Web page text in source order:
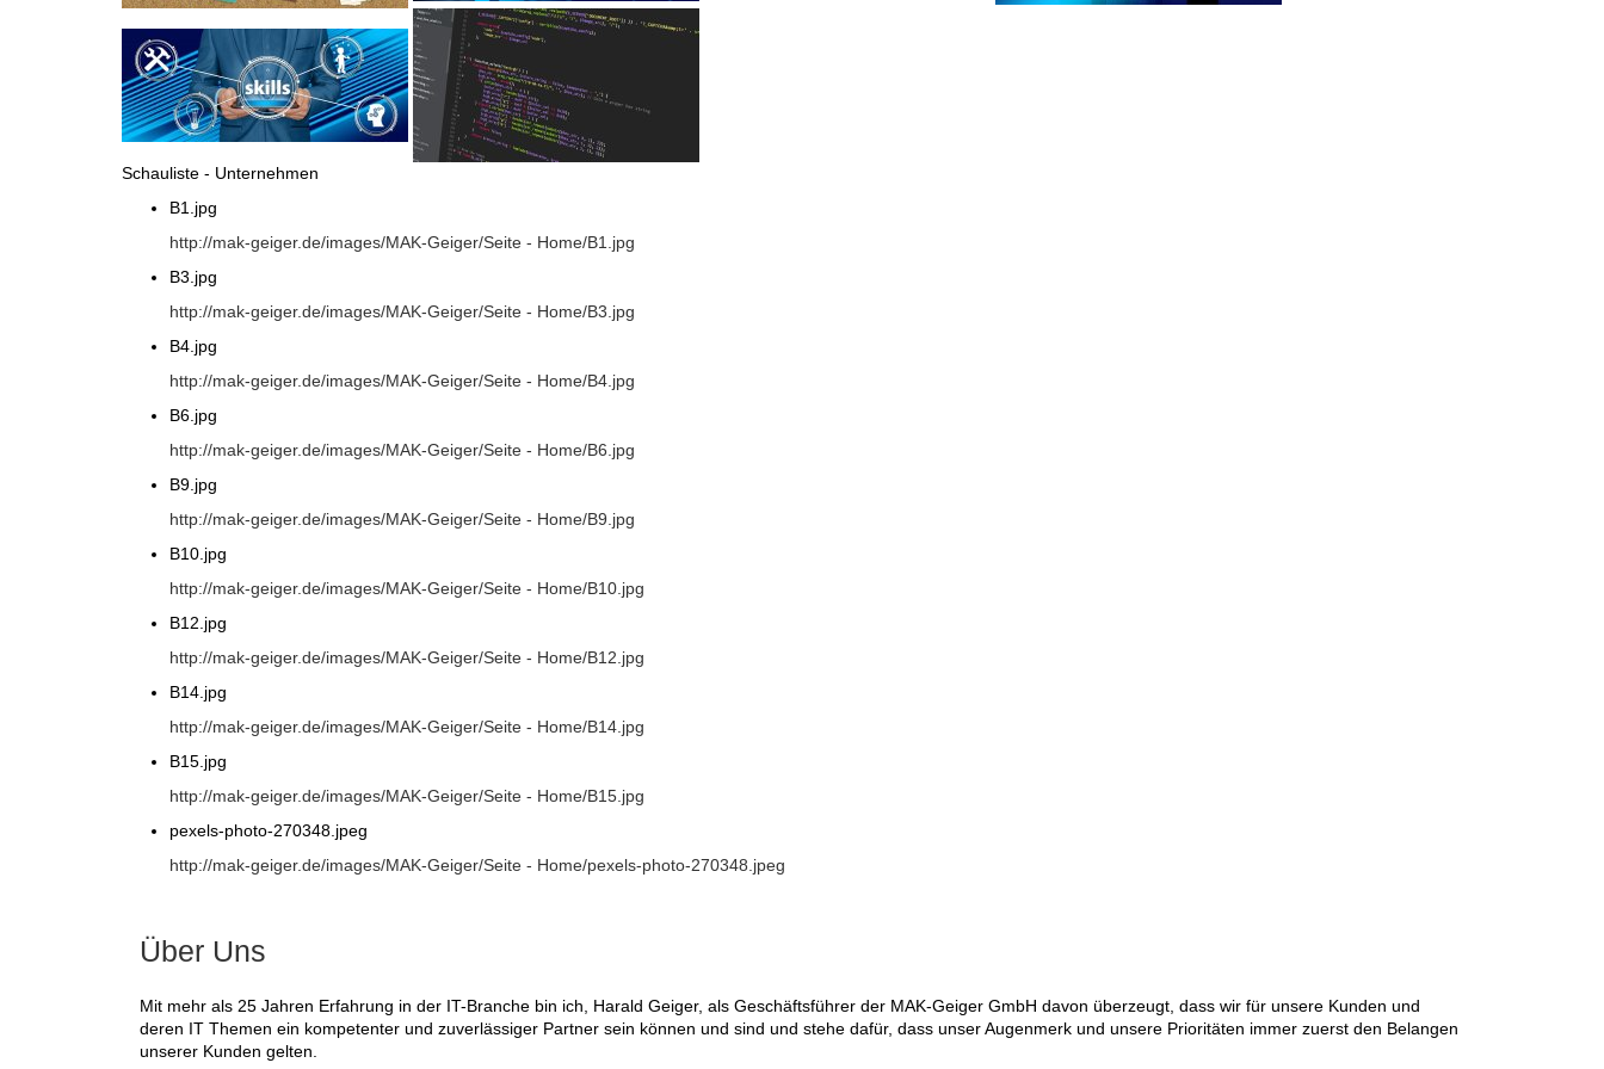
Schauliste - Unternehmen
B1.jpg
http://mak-geiger.de/images/MAK-Geiger/Seite - Home/B1.jpg
B3.jpg
http://mak-geiger.de/images/MAK-Geiger/Seite - Home/B3.jpg
B4.jpg
http://mak-geiger.de/images/MAK-Geiger/Seite - Home/B4.jpg
B6.jpg
http://mak-geiger.de/images/MAK-Geiger/Seite - Home/B6.jpg
B9.jpg
http://mak-geiger.de/images/MAK-Geiger/Seite - Home/B9.jpg
B10.jpg
http://mak-geiger.de/images/MAK-Geiger/Seite - Home/B10.jpg
B12.jpg
http://mak-geiger.de/images/MAK-Geiger/Seite - Home/B12.jpg
B14.jpg
http://mak-geiger.de/images/MAK-Geiger/Seite - Home/B14.jpg
B15.jpg
http://mak-geiger.de/images/MAK-Geiger/Seite - Home/B15.jpg
pexels-photo-270348.jpeg
http://mak-geiger.de/images/MAK-Geiger/Seite - Home/pexels-photo-270348.jpeg
Über Uns
Mit mehr als 25 Jahren Erfahrung in der IT-Branche bin ich, Harald Geiger, als Geschäftsführer der MAK-Geiger GmbH davon überzeugt, dass wir für unsere Kunden und
deren IT Themen ein kompetenter und zuverlässiger Partner sein können und sind und stehe dafür, dass unser Augenmerk und unsere Prioritäten immer zuerst den Belangen
unserer Kunden gelten.